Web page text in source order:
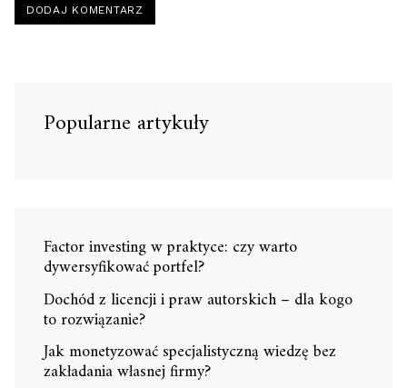
Popularne artykuły
Factor investing w praktyce: czy warto
dywersyfikować portfel?
Dochód z licencji i praw autorskich – dla kogo
to rozwiązanie?
Jak monetyzować specjalistyczną wiedzę bez
zakładania własnej firmy?